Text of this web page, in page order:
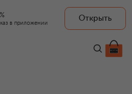
в приложении
Открыть
23 750 ₽